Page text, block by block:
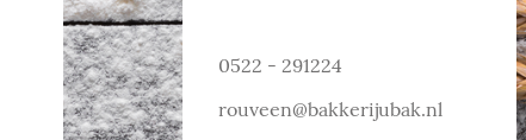
0522 - 291224
rouveen@bakkerijubak.nl